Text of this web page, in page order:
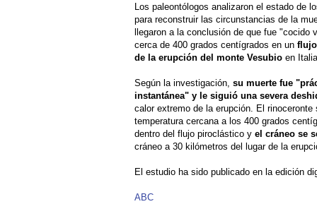
Los paleontólogos analizaron el estado de
para reconstruir las circunstancias de la
llegaron a la conclusión de que fue "cocido
cerca de 400 grados centígrados en un
de la erupción del monte Vesubio en
Según la investigación, su muerte fue
instantánea" y le siguió una severa
calor extremo de la erupción. El rinoceronte
temperatura cercana a los 400 grados
dentro del flujo piroclástico y el cráneo se
cráneo a 30 kilómetros del lugar de la
El estudio ha sido publicado en la edición
ABC